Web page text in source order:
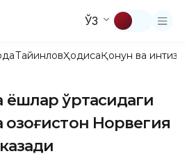
ЎЗ
ТайинловҲодисаҚонун ва
ёшлар ўртасидаги
Норвегия